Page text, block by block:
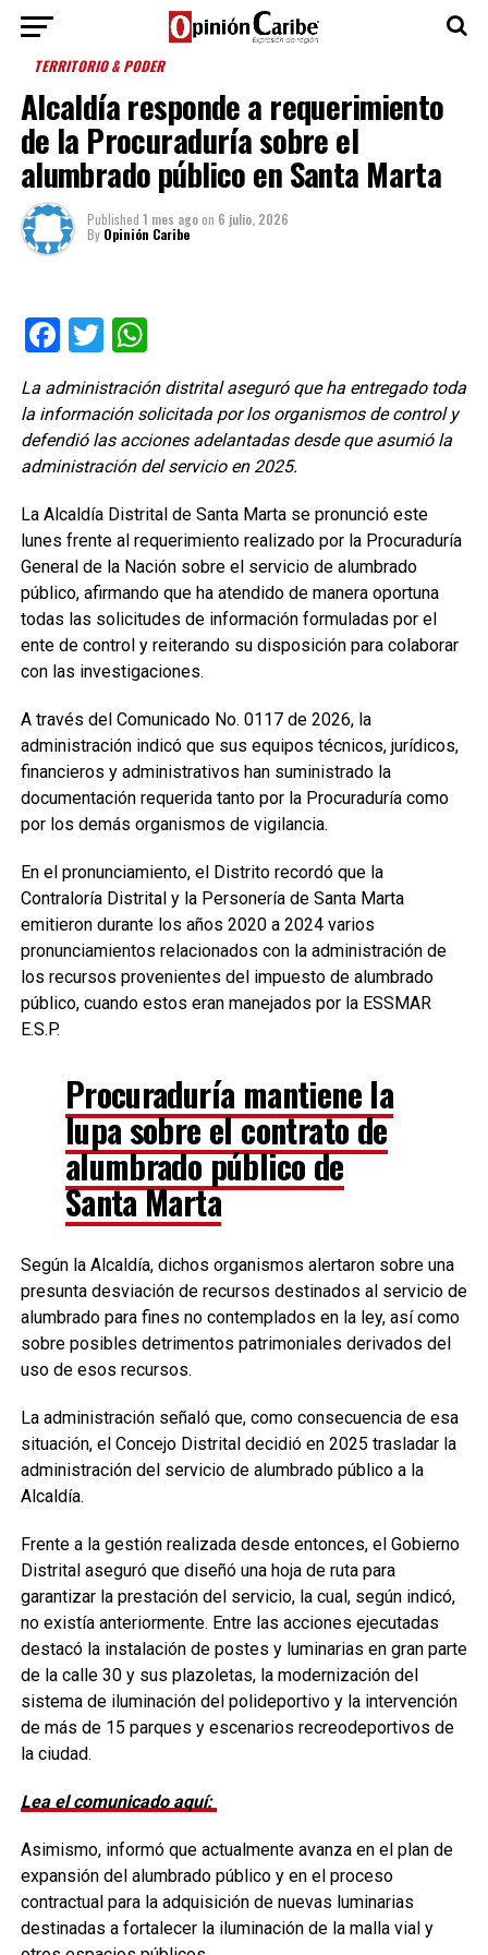
TERRITORIO & PODER
Alcaldía responde a requerimiento
de la Procuraduría sobre el
alumbrado público en Santa Marta
Published 1 mes agoon 6 julio, 2026
By Opinión Caribe
Facebook
TwitterWhatsApp
La administración distrital aseguró que ha entregado toda
la información solicitada por los organismos de control y
defendió las acciones adelantadas desde que asumió la
administración del servicio en 2025.
La Alcaldía Distrital de Santa Marta se pronunció este
lunes frente al requerimiento realizado por la Procuraduría
General de la Nación sobre el servicio de alumbrado
público, afirmando que ha atendido de manera oportuna
todas las solicitudes de información formuladas por el
ente de control y reiterando su disposición para colaborar
con las investigaciones.
A través del Comunicado No. 0117 de 2026, la
administración indicó que sus equipos técnicos, jurídicos,
financieros y administrativos han suministrado la
documentación requerida tanto por la Procuraduría como
por los demás organismos de vigilancia.
En el pronunciamiento, el Distrito recordó que la
Contraloría Distrital y la Personería de Santa Marta
emitieron durante los años 2020 a 2024 varios
pronunciamientos relacionados con la administración de
los recursos provenientes del impuesto de alumbrado
público, cuando estos eran manejados por la ESSMAR
E.S.P.
Procuraduría mantiene la
lupa sobre el contrato de
alumbrado público de
Santa Marta
Según la Alcaldía, dichos organismos alertaron sobre una
presunta desviación de recursos destinados al servicio de
alumbrado para fines no contemplados en la ley, así como
sobre posibles detrimentos patrimoniales derivados del
uso de esos recursos.
La administración señaló que, como consecuencia de esa
situación, el Concejo Distrital decidió en 2025 trasladar la
administración del servicio de alumbrado público a la
Alcaldía.
Frente a la gestión realizada desde entonces, el Gobierno
Distrital aseguró que diseñó una hoja de ruta para
garantizar la prestación del servicio, la cual, según indicó,
no existía anteriormente. Entre las acciones ejecutadas
destacó la instalación de postes y luminarias en gran parte
de la calle 30 y sus plazoletas, la modernización del
sistema de iluminación del polideportivo y la intervención
de más de 15 parques y escenarios recreodeportivos de
la ciudad.
Lea el comunicado aquí:
Asimismo, informó que actualmente avanza en el plan de
expansión del alumbrado público y en el proceso
contractual para la adquisición de nuevas luminarias
destinadas a fortalecer la iluminación de la malla vial y